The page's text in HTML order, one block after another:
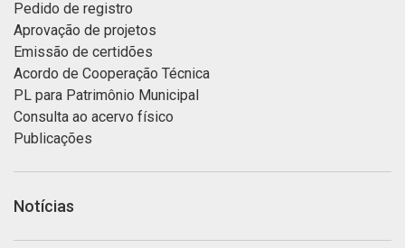
Pedido de registro
Aprovação de projetos
Emissão de certidões
Acordo de Cooperação Técnica
PL para Patrimônio Municipal
Consulta ao acervo físico
Publicações
Notícias